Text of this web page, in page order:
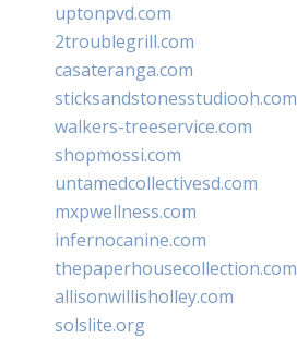
uptonpvd.com
2troublegrill.com
casateranga.com
sticksandstonesstudiooh.com
walkers-treeservice.com
shopmossi.com
untamedcollectivesd.com
mxpwellness.com
infernocanine.com
thepaperhousecollection.com
allisonwillisholley.com
solslite.org